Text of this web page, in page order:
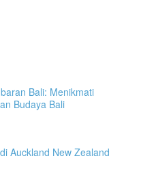
Bali: Menikmati
Budaya Bali
Auckland New Zealand